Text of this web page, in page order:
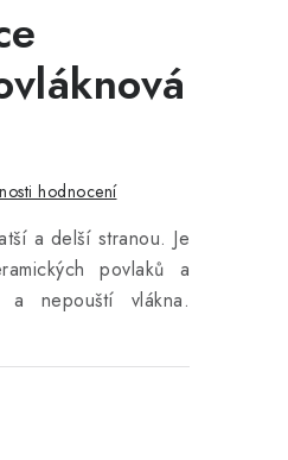
hodnocení
a delší stranou. Je
povlaků a
nepouští vlákna.